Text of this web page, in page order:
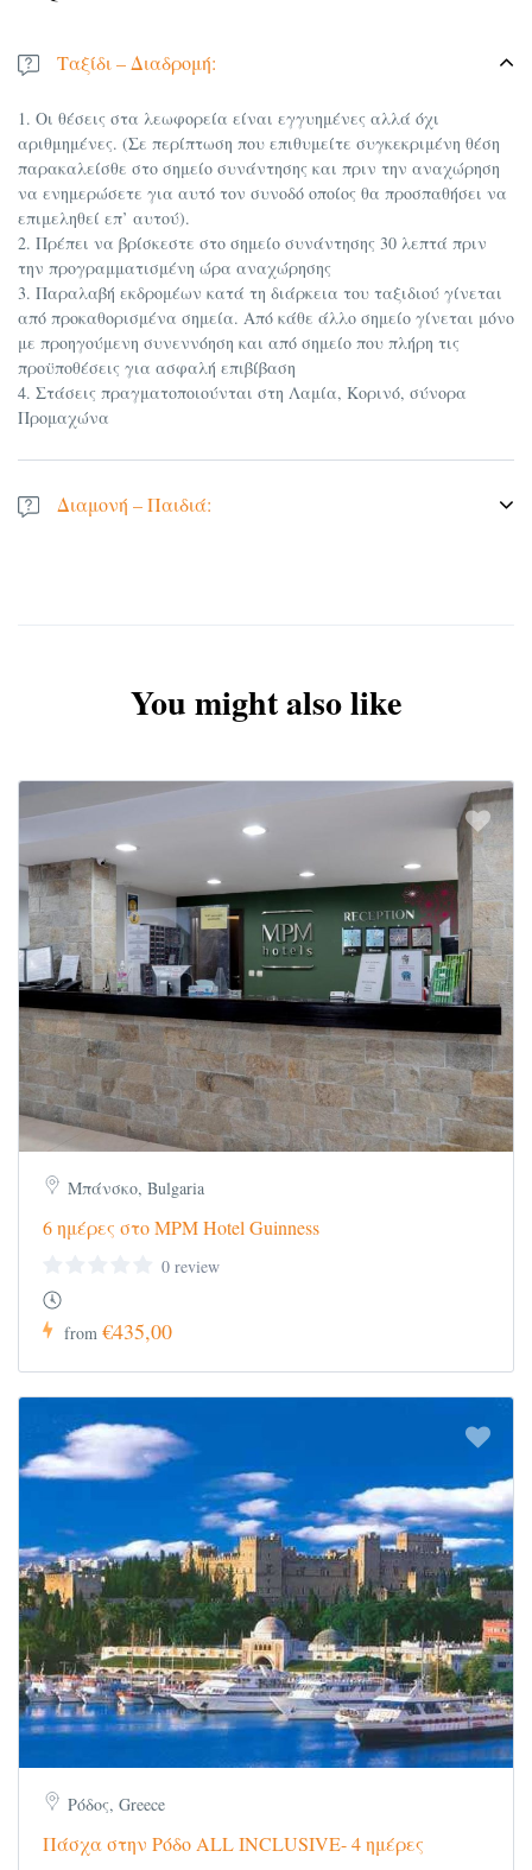
Ταξίδι – Διαδρομή:
1. Οι θέσεις στα λεωφορεία είναι εγγυημένες αλλά όχι
αριθμημένες. (Σε περίπτωση που επιθυμείτε συγκεκριμένη θέση
παρακαλείσθε στο σημείο συνάντησης και πριν την αναχώρηση
να ενημερώσετε για αυτό τον συνοδό οποίος θα προσπαθήσει να
επιμεληθεί επ’ αυτού).
2. Πρέπει να βρίσκεστε στο σημείο συνάντησης 30 λεπτά πριν
την προγραμματισμένη ώρα αναχώρησης
3. Παραλαβή εκδρομέων κατά τη διάρκεια του ταξιδιού γίνεται
από προκαθορισμένα σημεία. Από κάθε άλλο σημείο γίνεται μόνο
με προηγούμενη συνεννόηση και από σημείο που πλήρη τις
προϋποθέσεις για ασφαλή επιβίβαση
4. Στάσεις πραγματοποιούνται στη Λαμία, Κορινό, σύνορα
Προμαχώνα
Διαμονή – Παιδιά:
You might also like
Μπάνσκο, Bulgaria
6 ημέρες στο MPM Hotel Guinness
0 review
from €435,00
Ρόδος, Greece
Πάσχα στην Ρόδο ALL INCLUSIVE- 4 ημέρες